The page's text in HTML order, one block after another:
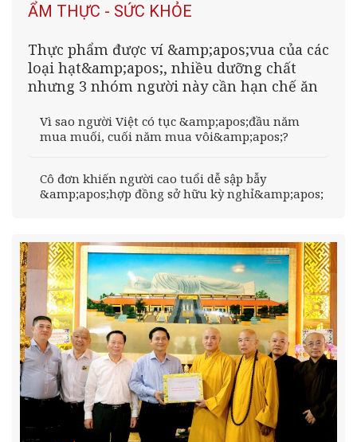
ẨM THỰC - SỨC KHỎE
Thực phẩm được ví &amp;apos;vua của các
loại hạt&amp;apos;, nhiều dưỡng chất
nhưng 3 nhóm người này cần hạn chế ăn
Vì sao người Việt có tục &amp;apos;đầu năm
mua muối, cuối năm mua vôi&amp;apos;?
Cô đơn khiến người cao tuổi dễ sập bẫy
&amp;apos;hợp đồng sở hữu kỳ nghỉ&amp;apos;